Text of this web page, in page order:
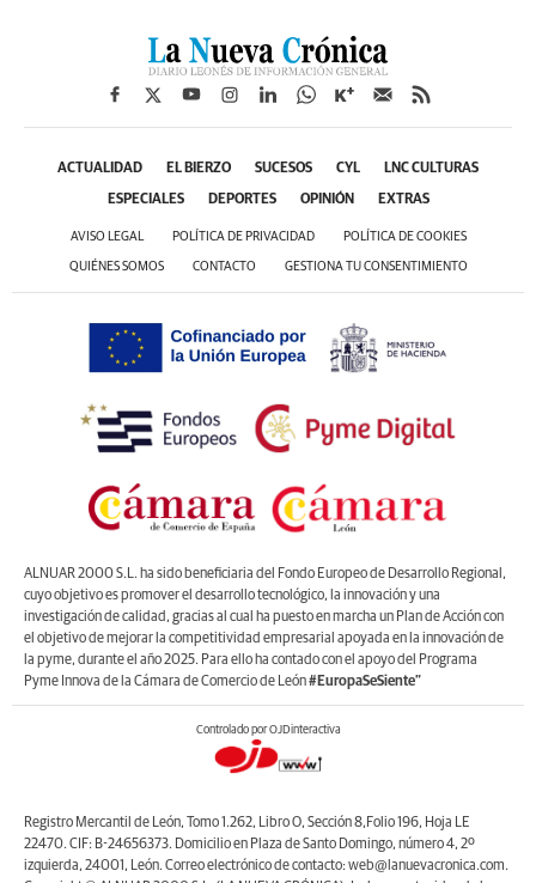
ACTUALIDAD EL BIERZO SUCESOS CYL LNC CULTURAS
ESPECIALES DEPORTES OPINIÓN EXTRAS
AVISO LEGAL POLÍTICA DE PRIVACIDAD POLÍTICA DE COOKIES
QUIÉNES SOMOS CONTACTO GESTIONA TU CONSENTIMIENTO
ALNUAR 2000 S.L. ha sido beneficiaria del Fondo Europeo de Desarrollo Regional,
cuyo objetivo es promover el desarrollo tecnológico, la innovación y una
investigación de calidad, gracias al cual ha puesto en marcha un Plan de Acción con
el objetivo de mejorar la competitividad empresarial apoyada en la innovación de
la pyme, durante el año 2025. Para ello ha contado con el apoyo del Programa
Pyme Innova de la Cámara de Comercio de León#EuropaSeSiente”
Controlado por OJDinteractiva
Registro Mercantil de León, Tomo 1.262, Libro O, Sección 8,Folio 196, Hoja LE
22470. CIF: B-24656373. Domicilio en Plaza de Santo Domingo, número 4, 2º
izquierda, 24001, León. Correo electrónico de contacto: web@lanuevacronica.com.